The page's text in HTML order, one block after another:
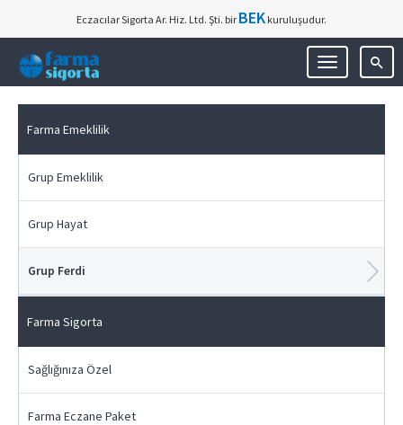
Eczacılar Sigorta Ar. Hiz. Ltd. Şti. bir BEK kuruluşudur.
Toggle
navigation
Farma Emeklilik
Grup Emeklilik
Grup Hayat
Grup Ferdi
Farma Sigorta
Sağlığınıza Özel
Farma Eczane Paket